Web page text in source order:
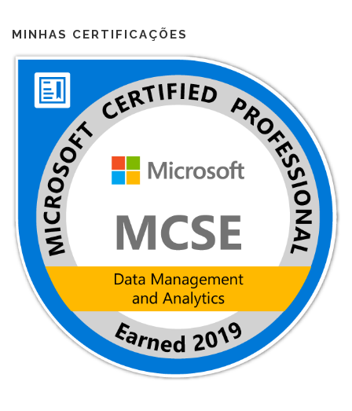
MINHAS CERTIFICAÇÕES